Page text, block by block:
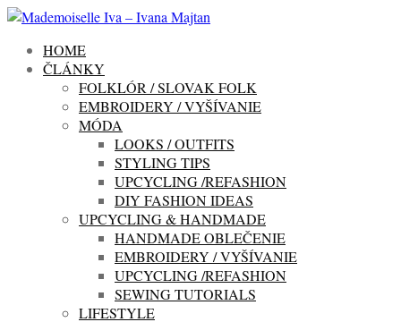
HOME
ČLÁNKY
FOLKLÓR / SLOVAK FOLK
EMBROIDERY / VYŠÍVANIE
MÓDA
LOOKS / OUTFITS
STYLING TIPS
UPCYCLING /REFASHION
DIY FASHION IDEAS
UPCYCLING & HANDMADE
HANDMADE OBLEČENIE
EMBROIDERY / VYŠÍVANIE
UPCYCLING /REFASHION
SEWING TUTORIALS
LIFESTYLE